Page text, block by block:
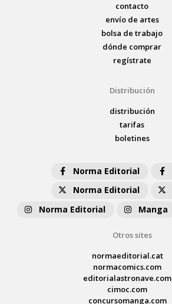
contacto
envío de artes
bolsa de trabajo
dónde comprar
regístrate
Distribución
distribución
tarifas
boletines
Norma Editorial
Norma Editorial
Norma Editorial
Manga
Otros sites
normaeditorial.cat
normacomics.com
editorialastronave.com
cimoc.com
concursomanga.com